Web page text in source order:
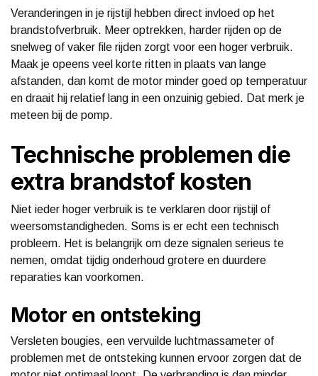
Veranderingen in je rijstijl hebben direct invloed op het
brandstofverbruik. Meer optrekken, harder rijden op de
snelweg of vaker file rijden zorgt voor een hoger verbruik.
Maak je opeens veel korte ritten in plaats van lange
afstanden, dan komt de motor minder goed op temperatuur
en draait hij relatief lang in een onzuinig gebied. Dat merk je
meteen bij de pomp.
Technische problemen die
extra brandstof kosten
Niet ieder hoger verbruik is te verklaren door rijstijl of
weersomstandigheden. Soms is er echt een technisch
probleem. Het is belangrijk om deze signalen serieus te
nemen, omdat tijdig onderhoud grotere en duurdere
reparaties kan voorkomen.
Motor en ontsteking
Versleten bougies, een vervuilde luchtmassameter of
problemen met de ontsteking kunnen ervoor zorgen dat de